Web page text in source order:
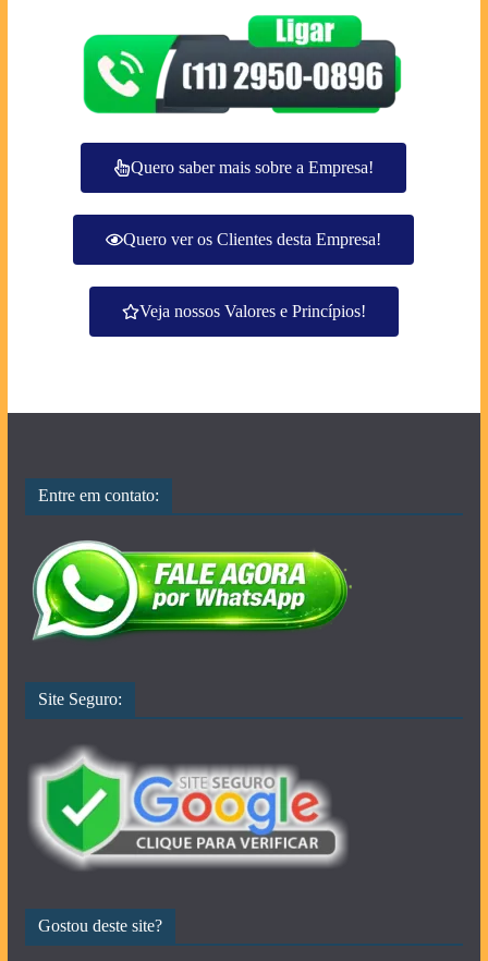
Quero saber mais sobre a Empresa!
Quero ver os Clientes desta Empresa!
Veja nossos Valores e Princípios!
Entre em contato:
Site Seguro:
Gostou deste site?